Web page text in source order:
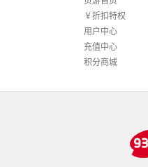
￥折扣特权
用户中心
充值中心
积分商城